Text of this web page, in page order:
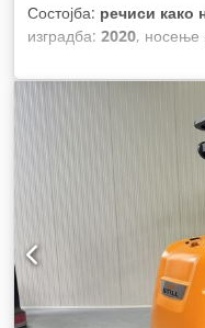
Состојба: речиси како
изградба: 2020, носење
работни часови:439 h,
јарбол:
дуплекс